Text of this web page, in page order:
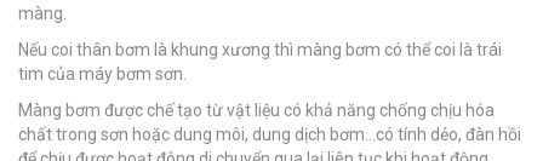
màng.
Nếu coi thân bơm là khung xương thì màng bơm có thể coi là trái
tim của máy bơm sơn.
Màng bơm được chế tạo từ vật liệu có khả năng chống chịu hóa
chất trong sơn hoặc dung môi, dung dịch bơm…có tính dẻo, đàn hồi